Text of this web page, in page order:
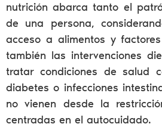
nutrición abarca tanto el
de una persona,
acceso a alimentos y
también las intervenciones
tratar condiciones de salud
diabetes o infecciones
no vienen desde la
centradas en el autocuidado.